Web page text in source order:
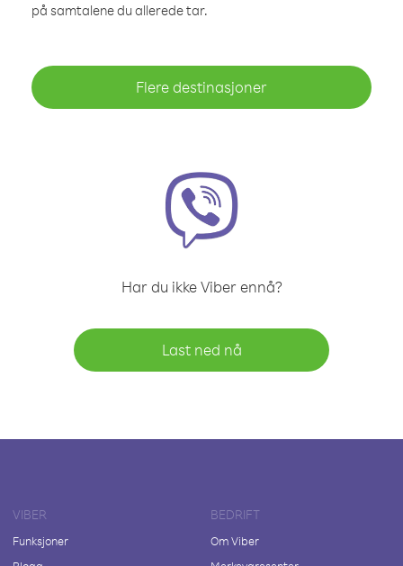
på samtalene du allerede tar.
Flere destinasjoner
Har du ikke Viber ennå?
Last ned nå
VIBER
Funksjoner
BEDRIFT
Om Viber